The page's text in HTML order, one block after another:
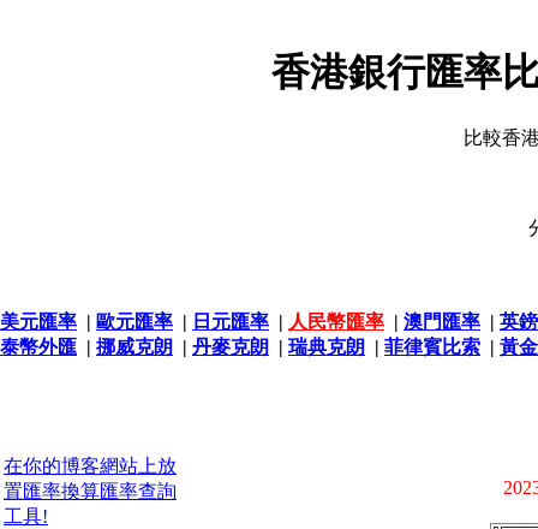
香港銀行匯率
比較香
美元匯率 | 歐元匯率 | 日元匯率 | 人民幣匯率 | 澳門匯率 | 英
泰幣外匯 | 挪威克朗 | 丹麥克朗 | 瑞典克朗 | 菲律賓比索 | 黃
在你的博客網站上放
置匯率換算匯率查詢
工具!